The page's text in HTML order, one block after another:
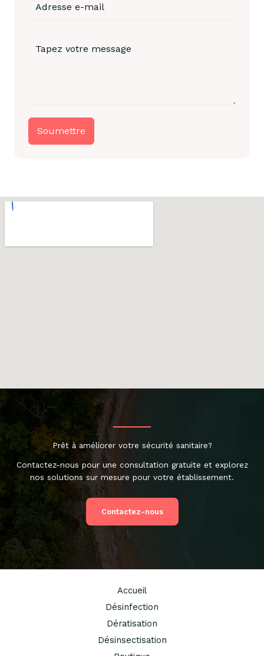
Soumettre
Prêt à améliorer votre sécurité sanitaire?
Contactez-nous pour une consultation gratuite et explorez
nos solutions sur mesure pour votre établissement.
Contactez-nous
Accueil
Désinfection
Dératisation
Désinsectisation